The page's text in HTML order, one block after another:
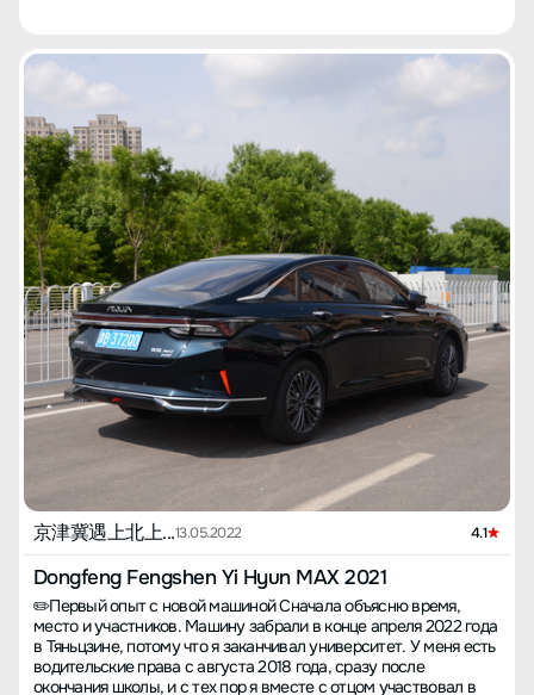
других дополнительных функциях. 【Самое
разочаровывающее】 Всё, что было упомянуто выше.
Обслуживание Suning оставляет желать лучшего, и я бы
советовал подходить к выбору осторожно. В
противоположность этому, хотел бы отметить хорошее
обслуживание в автосалоне в Наньпине. Дилерский центр
Hongrun Dongfeng Aeolus предоставил превосходный сервис,
взяв на себя выполнение многих опций без дополнительных
затрат и не стал обращаться со мной хуже хотя я изначально не
покупал автомобиль у них. 【В конце концов】 Я, видимо,
действительно ленив, раз не узнал предварительно цены в
автосалонах и не посмотрел на автомобили вживую, а всего
лишь исследовал информацию на сайте Dongchedi, прежде чем
оформить заказ на Suning. Столь неосторожный подход к
покупке автомобиля, вероятно, и объясняет, почему работник
автосалона пошутил, что таких клиентов ему бы побольше.
Машина - хорошая, дилер в Наньпине - надежный, но Suning
оставил негативное впечатление. И еще одно сожаление - об
упущенной возможности воспользоваться акцией по
освобождению от налога на покупку автомобиля. Очень жаль.
трехмесячного общения и звонков в службу поддержки
некоторые из обещанных вещей удалось получить, что немного
утешило мое разочарованное сердце. Надеюсь, вы минуете
такой опыт, и покупка автомобиля принесет только радость и
успех!
на время с топливной версией автомобиля и 150-метровым
шнуром для запуска! Скорость равномерного горения шнура
составляет 12 метров в секунду, вся дистанция — 150 метров.
Кто же финиширует быстрее, игзъвиджайтор MAX или горящий
шнур? Старт гонки: шнур не нуждается в разгоне, сразу
развивает максимальную скорость после поджигания, а
игзъвиджайтор MAX сначала не может догнать шнур. Но
движок продолжает работать на все 100%, скорость растет, и
он догоняет шнур, в итоге на расстоянии 0,5 метра до финиша
обгоняет шнур, приходя первым. Реальность доказывает, что
двигатель Мах 1.5Т+7DCT с мощностью 140 кВт и моментом
300Н.м практически догоняет по мощности множество
автомобилей с 2.0Т двигателями, что действительно неплохо.
Однако как для скоростного широкофюзеляжного семейного
автомобиля, одной скорости недостаточно, управление тоже
должно быть превосходным. Чтобы оценить управляемость, мы
воспроизвели на площадке сложный участок трассы
Сильверстоун с конусами — от 3-го до 4-го поворота. Трасса
Сильверстоун — это переделанный из заброшенной авиабазы
автодром, почти у каждого поворота есть своё название.
Поворот Village, под номером 3, имеет новый угол,
добавленный после реконструкции автодрома в 2010 году, и
названный в честь деревни Сильверстоун на северной стороне
трассы. Поворот The Loop, номер 4, имеет вид возврата, и на
этих поворотах гоночные машины F1 проходят со скоростью
только 90 км/ч, так что представить сложность не трудно.
Каких же результатов добьётся игзъвиджайтор MAX, будучи
абсолютно стоковым авто? Игзъвиджайтор MAX разогнался до
66 км/ч, с этой скоростью вошёл в поворот, отпустив педаль
газа перед входом, и достиг скорости в 47 км/ч в самой
середине поворота. Шины сильно терлись, поднимая много
пыли. Скорость оказалась слишком большой, передняя
京津冀遇上北上...13.05.2022 4.1
Dongfeng Fengshen Yi Hyun MAX 2021
✏️Первый опыт с новой машиной Сначала объясню время,
место и участников. Машину забрали в конце апреля 2022 года
в Тяньцзине, потому что я заканчивал университет. У меня есть
водительские права с августа 2018 года, сразу после
окончания школы, и с тех пор я вместе с отцом участвовал в